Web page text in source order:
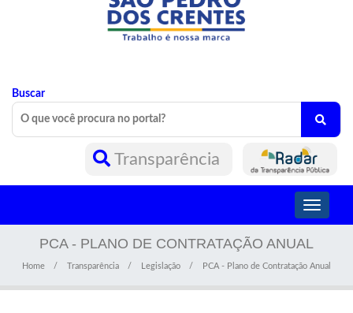
Buscar
Transparência
Toggle
PCA - PLANO DE CONTRATAÇÃO ANUAL
Home Transparência Legislação PCA - Plano de Contratação Anual